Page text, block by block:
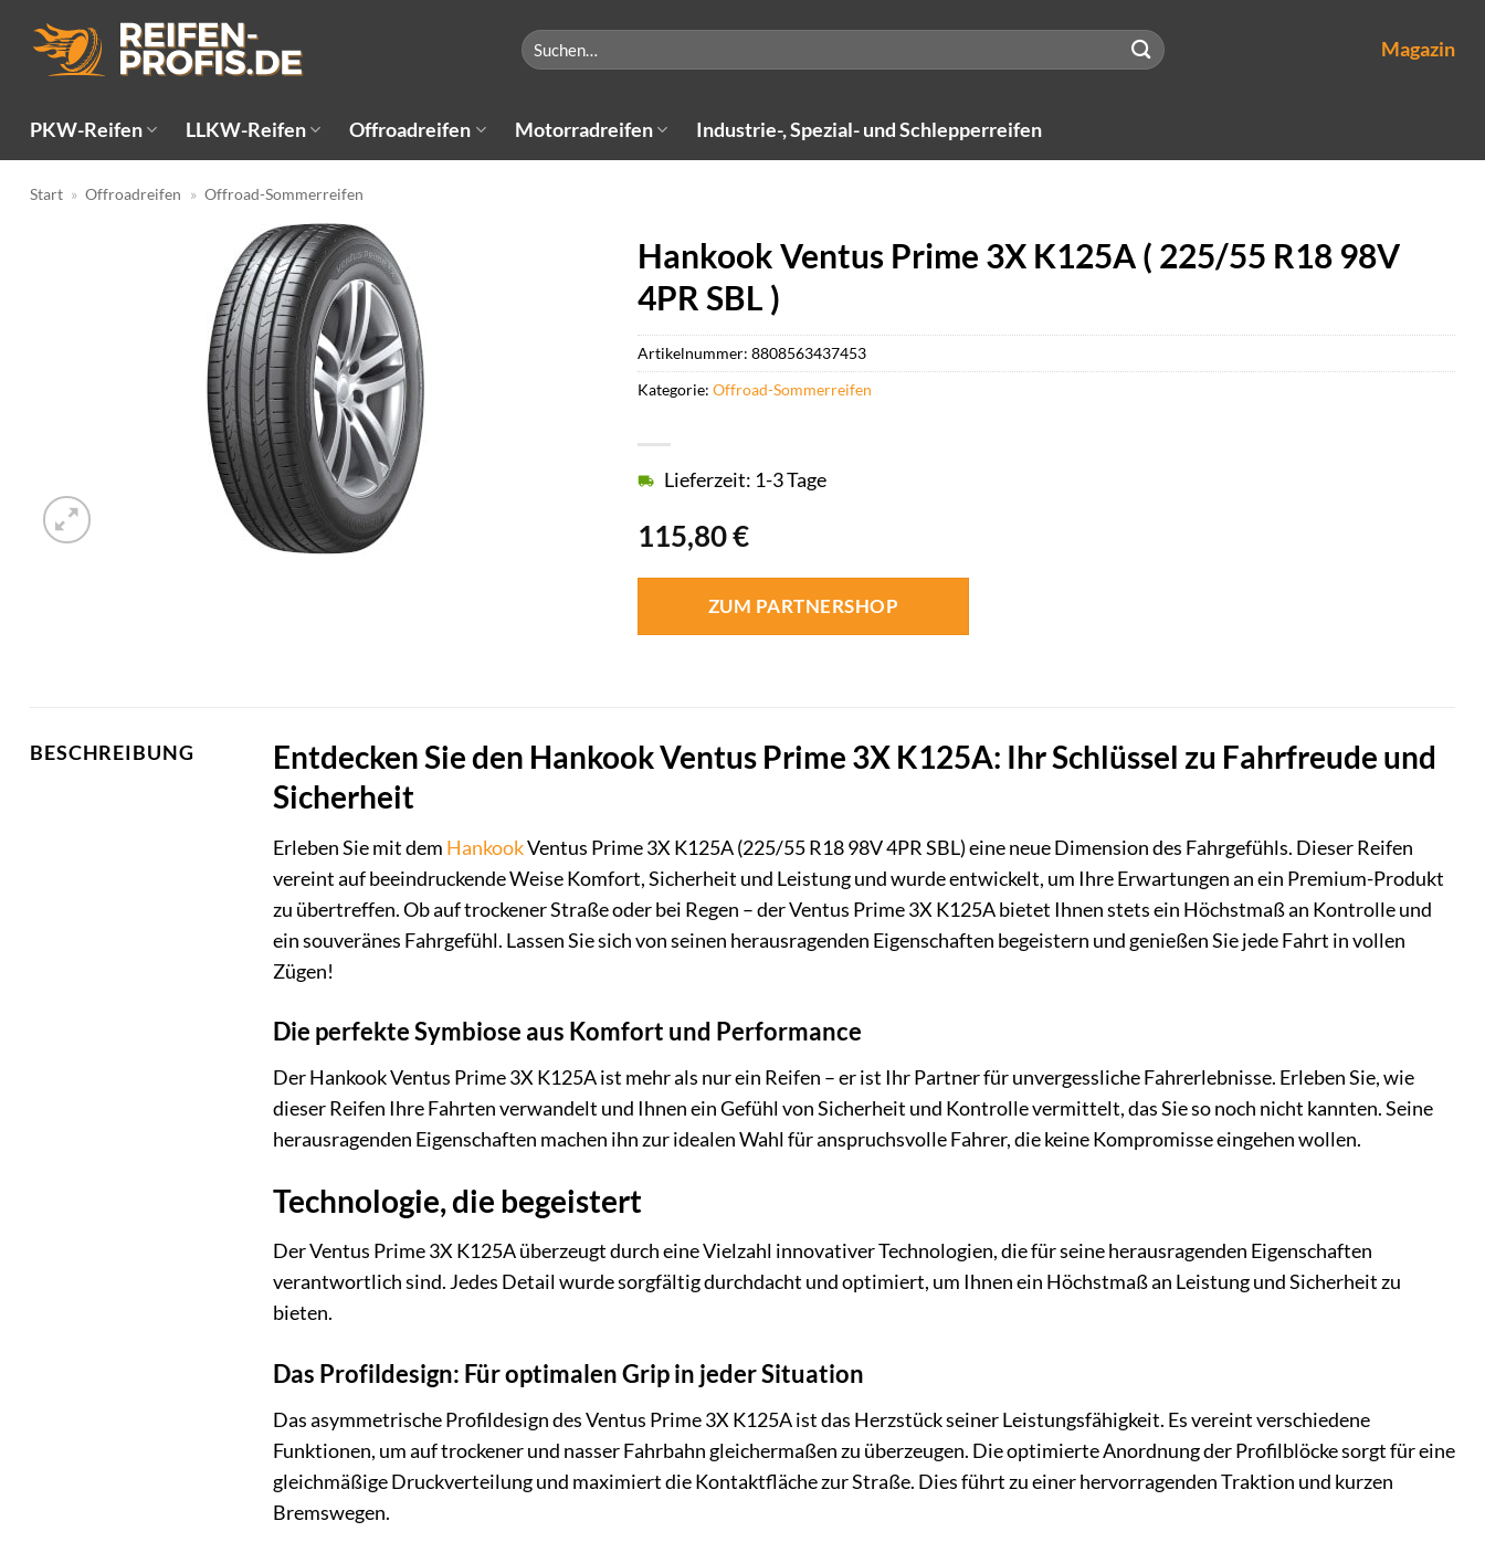
Inhalt
springen
Suchen
nach:
Magazin
PKW-Reifen LLKW-Reifen Offroadreifen Motorradreifen Industrie-, Spezial- und Schlepperreifen
Start » Offroadreifen » Offroad-Sommerreifen
Hankook Ventus Prime 3X K125A ( 225/55 R18 98V
4PR SBL )
115,80€
Lieferzeit: 1-3 Tage
ZUM PARTNERSHOP
Artikelnummer: 8808563437453
Kategorie: Offroad-Sommerreifen
BESCHREIBUNG
Entdecken Sie den Hankook Ventus Prime 3X K125A: Ihr Schlüssel zu Fahrfreude und
Sicherheit
Erleben Sie mit dem HankookVentus Prime 3X K125A (225/55 R18 98V 4PR SBL) eine neue Dimension des Fahrgefühls. Dieser Reifen
vereint auf beeindruckende Weise Komfort, Sicherheit und Leistung und wurde entwickelt, um Ihre Erwartungen an ein Premium-Produkt
zu übertreffen. Ob auf trockener Straße oder bei Regen – der Ventus Prime 3X K125A bietet Ihnen stets ein Höchstmaß an Kontrolle und
ein souveränes Fahrgefühl. Lassen Sie sich von seinen herausragenden Eigenschaften begeistern und genießen Sie jede Fahrt in vollen
Zügen!
Die perfekte Symbiose aus Komfort und Performance
Der Hankook Ventus Prime 3X K125A ist mehr als nur ein Reifen – er ist Ihr Partner für unvergessliche Fahrerlebnisse. Erleben Sie, wie
dieser Reifen Ihre Fahrten verwandelt und Ihnen ein Gefühl von Sicherheit und Kontrolle vermittelt, das Sie so noch nicht kannten. Seine
herausragenden Eigenschaften machen ihn zur idealen Wahl für anspruchsvolle Fahrer, die keine Kompromisse eingehen wollen.
Technologie, die begeistert
Der Ventus Prime 3X K125A überzeugt durch eine Vielzahl innovativer Technologien, die für seine herausragenden Eigenschaften
verantwortlich sind. Jedes Detail wurde sorgfältig durchdacht und optimiert, um Ihnen ein Höchstmaß an Leistung und Sicherheit zu
bieten.
Das Profildesign: Für optimalen Grip in jeder Situation
Das asymmetrische Profildesign des Ventus Prime 3X K125A ist das Herzstück seiner Leistungsfähigkeit. Es vereint verschiedene
Funktionen, um auf trockener und nasser Fahrbahn gleichermaßen zu überzeugen. Die optimierte Anordnung der Profilblöcke sorgt für eine
gleichmäßige Druckverteilung und maximiert die Kontaktfläche zur Straße. Dies führt zu einer hervorragenden Traktion und kurzen
Bremswegen.